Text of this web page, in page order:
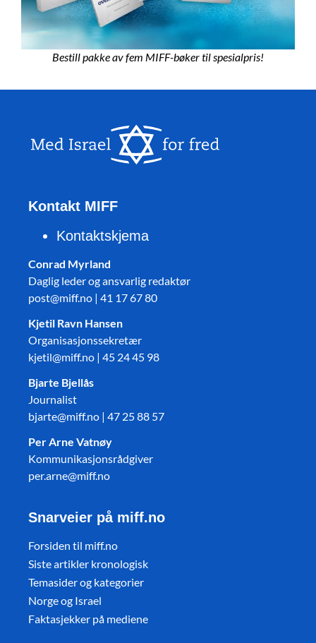
Bestill pakke av fem MIFF-bøker til spesialpris!
Kontakt MIFF
Kontaktskjema
Conrad Myrland
Daglig leder og ansvarlig redaktør
post@miff.no | 41 17 67 80
Kjetil Ravn Hansen
Organisasjonssekretær
kjetil@miff.no | 45 24 45 98
Bjarte Bjellås
Journalist
bjarte@miff.no | 47 25 88 57
Per Arne Vatnøy
Kommunikasjonsrådgiver
per.arne@miff.no
Snarveier på miff.no
Forsiden til miff.no
Siste artikler kronologisk
Temasider og kategorier
Norge og Israel
Faktasjekker på mediene